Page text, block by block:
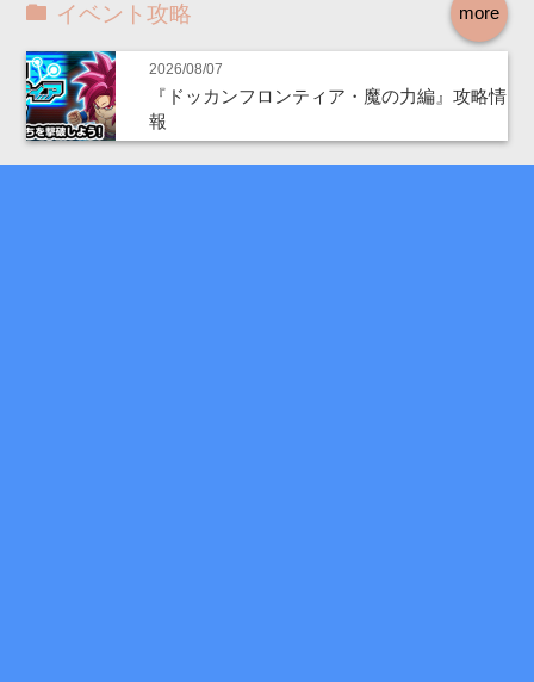
more
イベント攻略
2026/08/07
『ドッカンフロンティア・魔の力編』攻略情
報